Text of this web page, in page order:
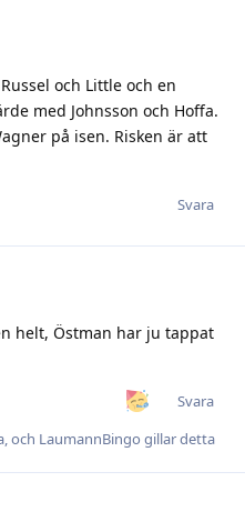
och Little och en
med Johnsson och Hoffa.
på isen. Risken är att
Svara
helt, Östman har ju tappat
Svara
, och LaumannBingo gillar detta